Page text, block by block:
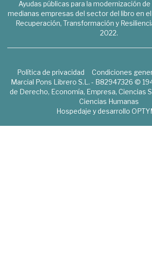
Ayudas públicas para la modernización
medianas empresas del sector del libro en
Recuperación, Transformación y
2022.
Política de privacidad Condiciones
Marcial Pons Librero S.L. - B82947326 ©
de Derecho, Economía, Empresa, Ciencias
Ciencias Humanas
Hospedaje y desarrollo